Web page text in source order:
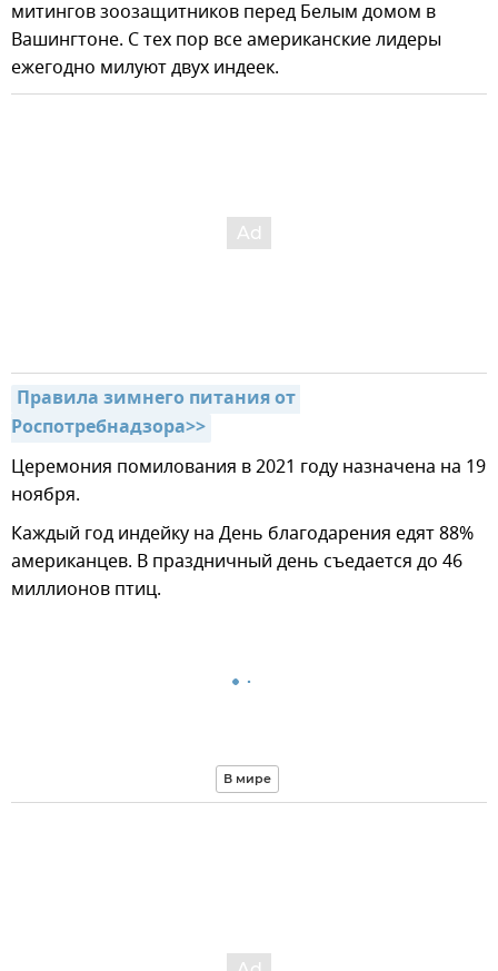
митингов зоозащитников перед Белым домом в
Вашингтоне. С тех пор все американские лидеры
ежегодно милуют двух индеек.
Правила зимнего питания от
Роспотребнадзора>>
Церемония помилования в 2021 году назначена на 19
ноября.
Каждый год индейку на День благодарения едят 88%
американцев. В праздничный день съедается до 46
миллионов птиц.
В мире